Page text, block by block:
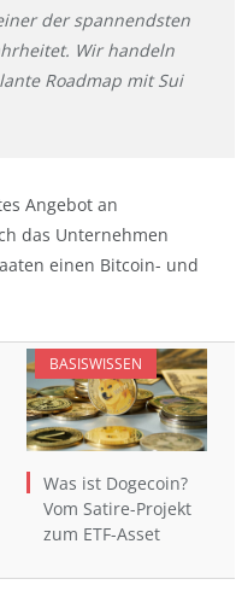
der spannendsten
Wir handeln
Roadmap mit Sui
Angebot an
das Unternehmen
einen Bitcoin- und
BASISWISSEN
Was ist Dogecoin?
Vom Satire-Projekt
zum ETF-Asset